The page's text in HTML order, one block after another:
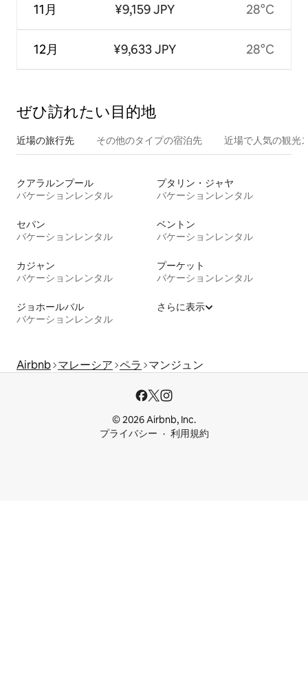
11月
12月
¥9,159 JPY
¥9,633 JPY
28°C
28°C
ぜひ訪⁠れ⁠た⁠い目⁠的⁠地
近場の旅行先 その他のタ⁠イ⁠プ⁠の宿⁠泊⁠先 近場で人気の観光
クアラルンプール
バケーションレンタル
プタリン・ジャヤ
バケーションレンタル
セパン
バケーションレンタル
ベントン
バケーションレンタル
カジャン
バケーションレンタル
プーケット
バケーションレンタル
ジョホールバル
バケーションレンタル
さらに表示
Airbnb マレーシア ペラ マンジュン
© 2026 Airbnb, Inc.
プライバシー
利用規約